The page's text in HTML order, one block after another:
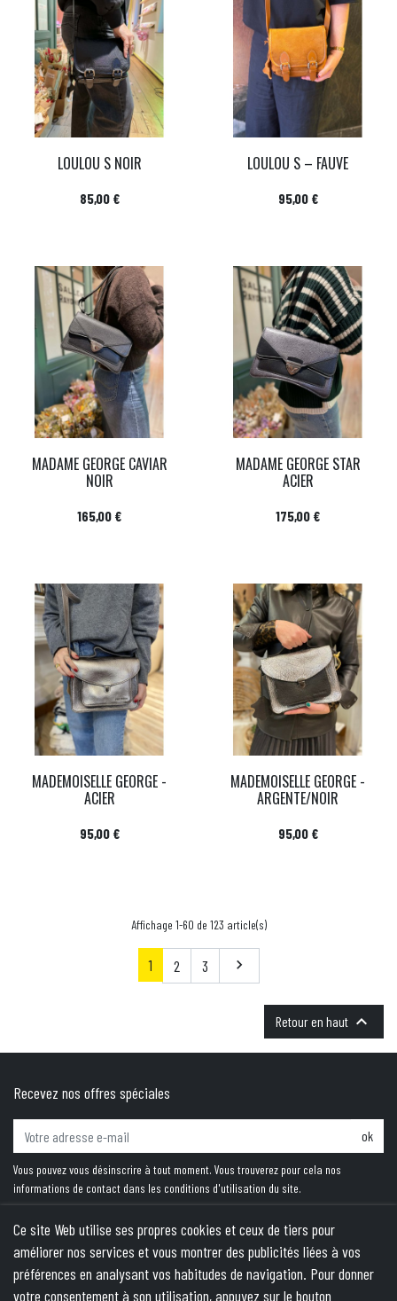
LOULOU S NOIR
Prix
85,00 €
LOULOU S – FAUVE
Prix
95,00 €
MADAME GEORGE CAVIAR
NOIR
Prix
165,00 €
MADAME GEORGE STAR
ACIER
Prix
175,00 €
MADEMOISELLE GEORGE -
ACIER
Prix
95,00 €
MADEMOISELLE GEORGE -
ARGENTE/NOIR
Prix
95,00 €
Affichage 1-60 de 123 article(s)
1 2 3 Suivant

Retour en haut 
Recevez nos offres spéciales
ok
Vous pouvez vous désinscrire à tout moment. Vous trouverez pour cela nos
informations de contact dans les conditions d'utilisation du site.
PRODUITS
Ce site Web utilise ses propres cookies et ceux de tiers pour
améliorer nos services et vous montrer des publicités liées à vos
préférences en analysant vos habitudes de navigation. Pour donner
votre consentement à son utilisation, appuyez sur le bouton